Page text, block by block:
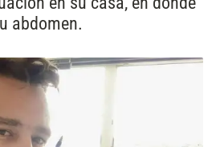
abdomen.